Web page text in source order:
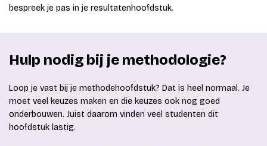
bespreek je pas in je resultatenhoofdstuk.
Hulp nodig bij je methodologie?
Loop je vast bij je methodehoofdstuk? Dat is heel normaal. Je
moet veel keuzes maken en die keuzes ook nog goed
onderbouwen. Juist daarom vinden veel studenten dit
hoofdstuk lastig.